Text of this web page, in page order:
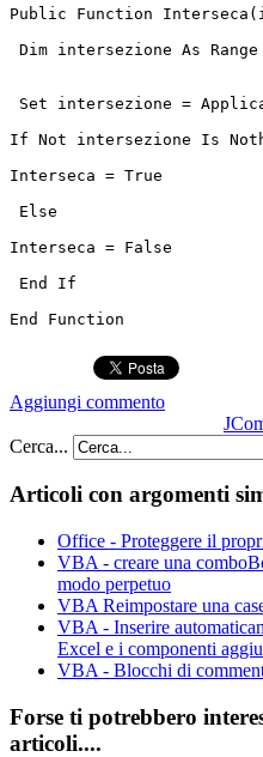
Public Function
Dim intersezione As Range
Set intersezione =
If Not intersezione Is
Interseca = True
Else
Interseca = False
End If
End Function
Aggiungi commento
Cerca...
Articoli con argomenti
Office - Proteggere il
VBA - creare una
modo perpetuo
VBA Reimpostare una
VBA - Inserire
Excel e i componenti
VBA - Blocchi di
Forse ti potrebbero
articoli....